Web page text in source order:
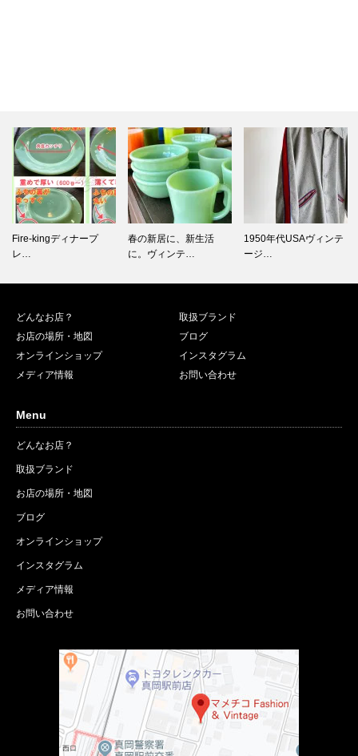
春の新居に、新生活
に。ヴィンテ…
1950年代USAヴィンテ
ージ…
春のヨーロッパヴィン
テージ古着…
どんなお店？
取扱ブランド
お店の場所・地図
ブログ
オンラインショップ
インスタグラム
メディア情報
お問い合わせ
Menu
どんなお店？
取扱ブランド
お店の場所・地図
ブログ
オンラインショップ
インスタグラム
メディア情報
お問い合わせ